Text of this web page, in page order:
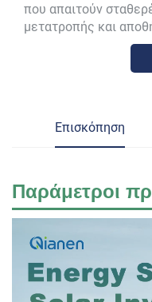
που απαιτούν
μετατροπής και
Επισκόπηση
Παράμετροι